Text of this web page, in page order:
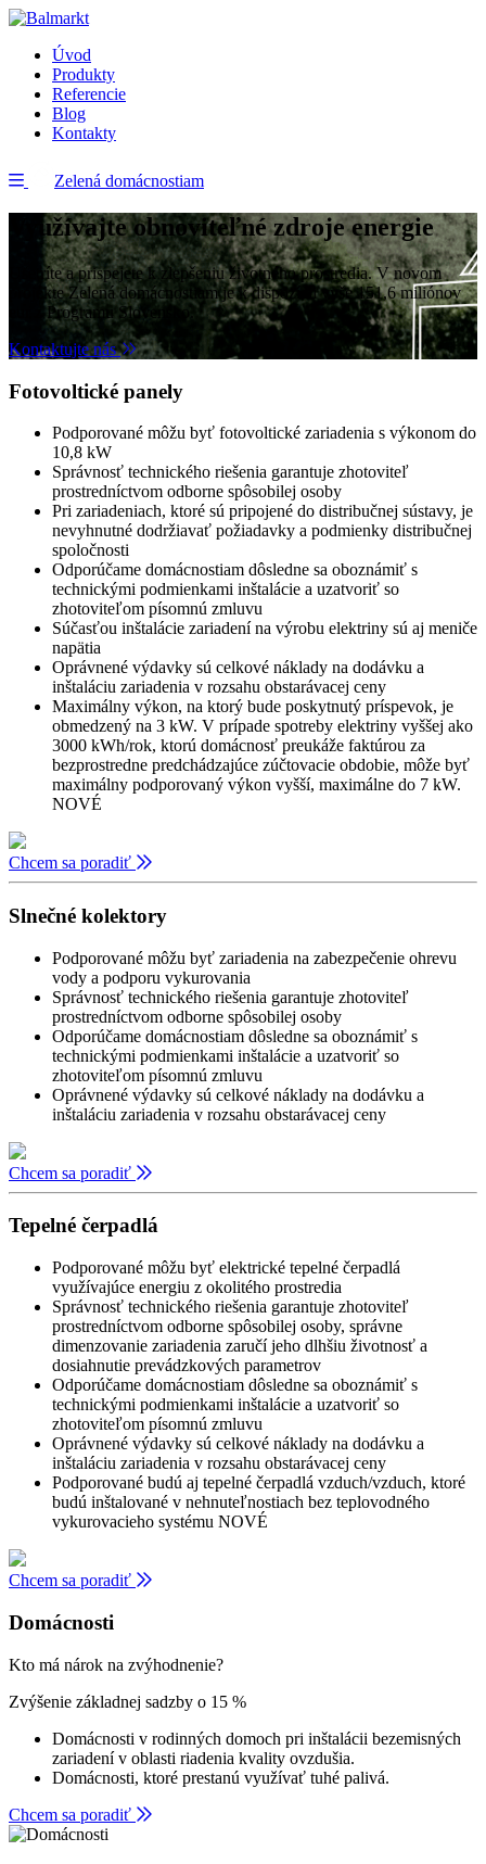
Úvod
Produkty
Referencie
Blog
Kontakty
Zelená domácnostiam
Využívajte obnoviteľné zdroje energie
Ušetríte a prispejete k zlepšeniu životného prostredia. V novom
projekte Zelená domácnostiam je k dispozícii vyše 151,6 miliónov
eur z Programu Slovensko.
Kontaktujte nás
Fotovoltické panely
Podporované môžu byť fotovoltické zariadenia s výkonom do
10,8 kW
Správnosť technického riešenia garantuje zhotoviteľ
prostredníctvom odborne spôsobilej osoby
Pri zariadeniach, ktoré sú pripojené do distribučnej sústavy, je
nevyhnutné dodržiavať požiadavky a podmienky distribučnej
spoločnosti
Odporúčame domácnostiam dôsledne sa oboznámiť s
technickými podmienkami inštalácie a uzatvoriť so
zhotoviteľom písomnú zmluvu
Súčasťou inštalácie zariadení na výrobu elektriny sú aj meniče
napätia
Oprávnené výdavky sú celkové náklady na dodávku a
inštaláciu zariadenia v rozsahu obstarávacej ceny
Maximálny výkon, na ktorý bude poskytnutý príspevok, je
obmedzený na 3 kW. V prípade spotreby elektriny vyššej ako
3000 kWh/rok, ktorú domácnosť preukáže faktúrou za
bezprostredne predchádzajúce zúčtovacie obdobie, môže byť
maximálny podporovaný výkon vyšší, maximálne do 7 kW.
NOVÉ
Chcem sa poradiť
Slnečné kolektory
Podporované môžu byť zariadenia na zabezpečenie ohrevu
vody a podporu vykurovania
Správnosť technického riešenia garantuje zhotoviteľ
prostredníctvom odborne spôsobilej osoby
Odporúčame domácnostiam dôsledne sa oboznámiť s
technickými podmienkami inštalácie a uzatvoriť so
zhotoviteľom písomnú zmluvu
Oprávnené výdavky sú celkové náklady na dodávku a
inštaláciu zariadenia v rozsahu obstarávacej ceny
Chcem sa poradiť
Tepelné čerpadlá
Podporované môžu byť elektrické tepelné čerpadlá
využívajúce energiu z okolitého prostredia
Správnosť technického riešenia garantuje zhotoviteľ
prostredníctvom odborne spôsobilej osoby, správne
dimenzovanie zariadenia zaručí jeho dlhšiu životnosť a
dosiahnutie prevádzkových parametrov
Odporúčame domácnostiam dôsledne sa oboznámiť s
technickými podmienkami inštalácie a uzatvoriť so
zhotoviteľom písomnú zmluvu
Oprávnené výdavky sú celkové náklady na dodávku a
inštaláciu zariadenia v rozsahu obstarávacej ceny
Podporované budú aj tepelné čerpadlá vzduch/vzduch, ktoré
budú inštalované v nehnuteľnostiach bez teplovodného
vykurovacieho systému NOVÉ
Chcem sa poradiť
Domácnosti
Kto má nárok na zvýhodnenie?
Zvýšenie základnej sadzby o 15 %
Domácnosti v rodinných domoch pri inštalácii bezemisných
zariadení v oblasti riadenia kvality ovzdušia.
Domácnosti, ktoré prestanú využívať tuhé palivá.
Chcem sa poradiť